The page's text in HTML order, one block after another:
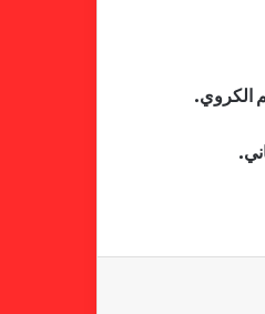
الكروي.
العربية للسيدات 2026 الشيخة حياة
النسائية
عن